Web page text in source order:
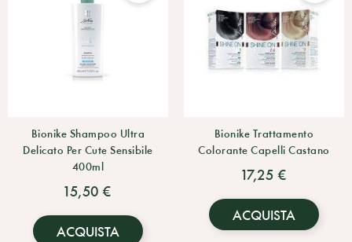
Bionike Shampoo Ultra
Delicato Per Cute Sensibile
400ml
15,50 €
ACQUISTA
Bionike Trattamento
Colorante Capelli Castano
17,25 €
ACQUISTA